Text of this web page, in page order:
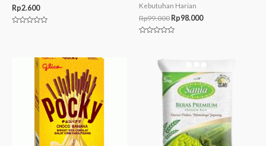
Rp2.600 Kebutuhan Harian
Rp99.000 Rp98.000